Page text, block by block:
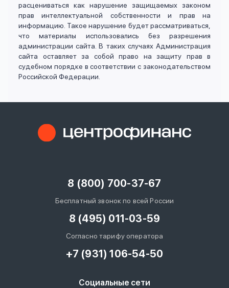
расцениваться как нарушение защищаемых законом
прав интеллектуальной собственности и прав на
информацию. Такое нарушение будет рассматриваться,
что материалы использовались без разрешения
администрации сайта. В таких случаях Администрация
сайта оставляет за собой право на защиту прав в
судебном порядке в соответствии с законодательством
Российской Федерации.
8 (800) 700-37-67
Бесплатный звонок по всей России
8 (495) 011-03-59
Согласно тарифу оператора
+7 (931) 106-54-50
Социальные сети